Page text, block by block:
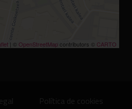
| © OpenStreetMapcontributors © CARTO
Política de cookies